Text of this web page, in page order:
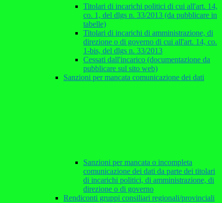
Titolari di incarichi politici di cui all'art. 14,
co. 1, del dlgs n. 33/2013 (da pubblicare in
tabelle)
Titolari di incarichi di amministrazione, di
direzione o di governo di cui all'art. 14, co.
1-bis, del dlgs n. 33/2013
Cessati dall'incarico (documentazione da
pubblicare sul sito web)
Sanzioni per mancata comunicazione dei dati
Sanzioni per mancata o incompleta
comunicazione dei dati da parte dei titolari
di incarichi politici, di amministrazione, di
direzione o di governo
Rendiconti gruppi consiliari regionali/provinciali